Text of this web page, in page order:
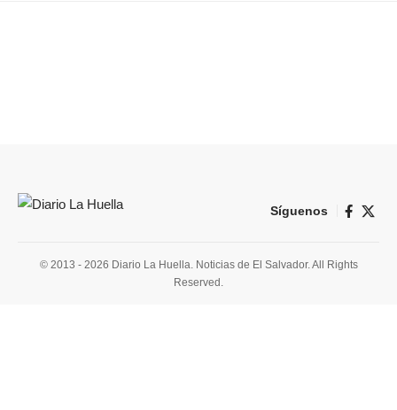
Síguenos
© 2013 - 2026 Diario La Huella. Noticias de El Salvador. All Rights
Reserved.